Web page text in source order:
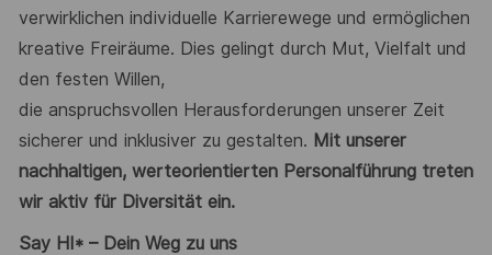
verwirklichen individuelle Karrierewege und ermöglichen
kreative Freiräume. Dies gelingt durch Mut, Vielfalt und
den festen Willen,
die anspruchsvollen Herausforderungen unserer Zeit
sicherer und inklusiver zu gestalten. Mit unserer
nachhaltigen, werteorientierten Personalführung treten
wir aktiv für Diversität ein.
Say HI* – Dein Weg zu uns